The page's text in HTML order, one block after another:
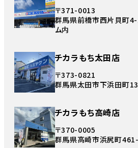
〒371-0013
群馬県前橋市西片貝町4-
ム内
チカラもち太田店
〒373-0821
群馬県太田市下浜田町
チカラもち高崎店
〒370-0005
群馬県高崎市浜尻町